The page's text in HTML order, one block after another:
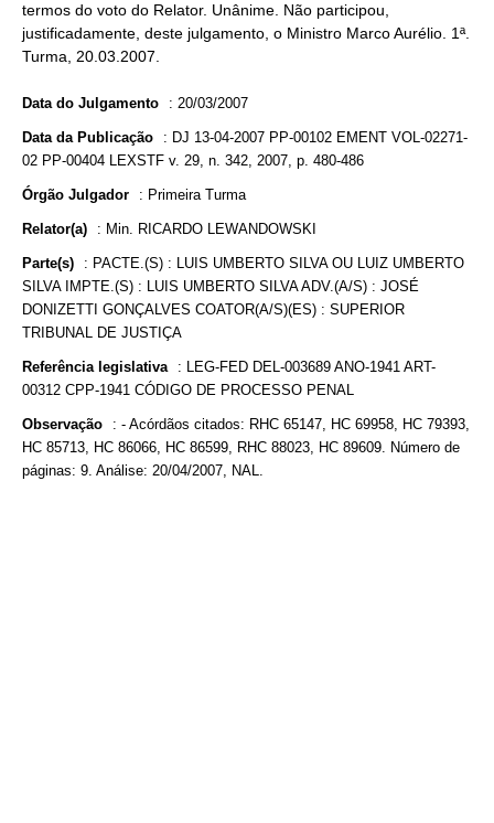
termos do voto do Relator. Unânime. Não participou,
justificadamente, deste julgamento, o Ministro Marco Aurélio. 1ª.
Turma, 20.03.2007.
Data do Julgamento : 20/03/2007
Data da Publicação : DJ 13-04-2007 PP-00102 EMENT VOL-02271-
02 PP-00404 LEXSTF v. 29, n. 342, 2007, p. 480-486
Órgão Julgador : Primeira Turma
Relator(a) : Min. RICARDO LEWANDOWSKI
Parte(s) : PACTE.(S) : LUIS UMBERTO SILVA OU LUIZ UMBERTO
SILVA IMPTE.(S) : LUIS UMBERTO SILVA ADV.(A/S) : JOSÉ
DONIZETTI GONÇALVES COATOR(A/S)(ES) : SUPERIOR
TRIBUNAL DE JUSTIÇA
Referência legislativa : LEG-FED DEL-003689 ANO-1941 ART-
00312 CPP-1941 CÓDIGO DE PROCESSO PENAL
Observação : - Acórdãos citados: RHC 65147, HC 69958, HC 79393,
HC 85713, HC 86066, HC 86599, RHC 88023, HC 89609. Número de
páginas: 9. Análise: 20/04/2007, NAL.